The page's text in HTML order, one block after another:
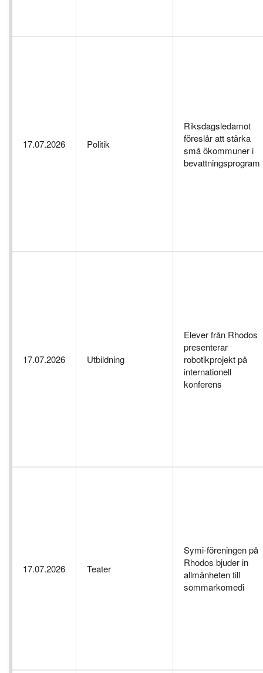
17.07.2026 Politik
Riksdagsledamot
föreslår att stärka
små ökommuner i
bevattningsprogram
17.07.2026 Utbildning
Elever från Rhodos
presenterar
robotikprojekt på
internationell
konferens
17.07.2026 Teater
Symi-föreningen på
Rhodos bjuder in
allmänheten till
sommarkomedi